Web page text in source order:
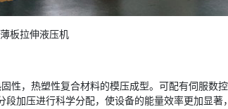
板拉伸液压机
性，热塑性复合材料的模压成型。可配有伺服数
加压进行科学分配，使设备的能量效率更加显著